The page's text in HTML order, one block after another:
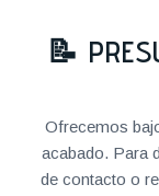
📝
Ofrecemos
acabado. Para
de contacto o